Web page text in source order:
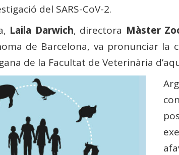
del SARS-CoV-2.
Laila Darwich, directora Màster
de Barcelona, ​​va pronunciar la
de la Facultat de Veterinària